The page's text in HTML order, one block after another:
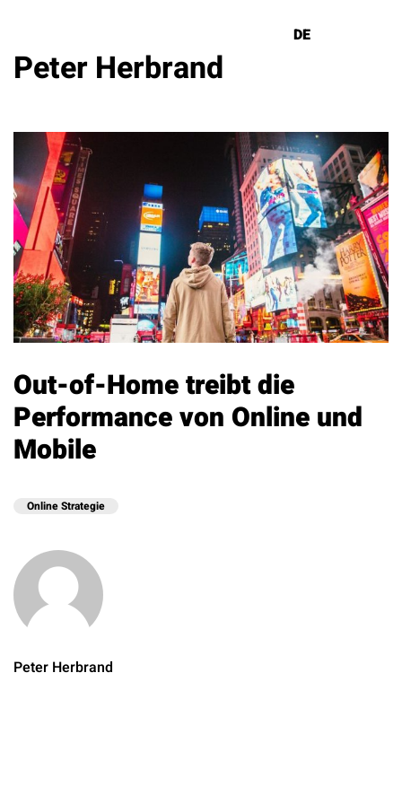
DE
Referenzen
Über uns
Know How
Newsletter
Kontakt
Peter Herbrand
Out-of-Home treibt die
Performance von Online und
Mobile
Online Strategie
Peter Herbrand